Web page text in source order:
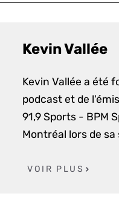
Kevin Vallée
Kevin Vallée a été
podcast et de
91,9 Sports - BPM
Montréal lors de
VOIR PLUS